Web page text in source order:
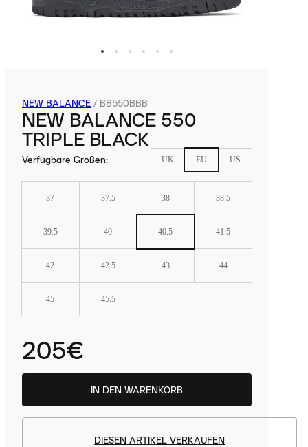
NEW BALANCE / BB550BBB
NEW BALANCE 550
TRIPLE BLACK
Verfügbare Größen: UK EU US
37 37.5 38 38.5
39.5 40 40.5 41.5
42 42.5 43 44
45 45.5
205€
IN DEN WARENKORB
DIESEN ARTIKEL VERKAUFEN